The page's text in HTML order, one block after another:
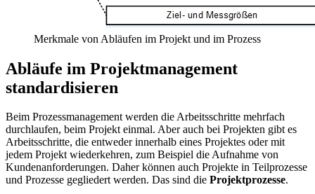
Merkmale von Abläufen im Projekt und im Prozess
Abläufe im Projektmanagement
standardisieren
Beim Prozessmanagement werden die Arbeitsschritte mehrfach
durchlaufen, beim Projekt einmal. Aber auch bei Projekten gibt es
Arbeitsschritte, die entweder innerhalb eines Projektes oder mit
jedem Projekt wiederkehren, zum Beispiel die Aufnahme von
Kundenanforderungen. Daher können auch Projekte in Teilprozesse
und Prozesse gegliedert werden. Das sind die Projektprozesse.